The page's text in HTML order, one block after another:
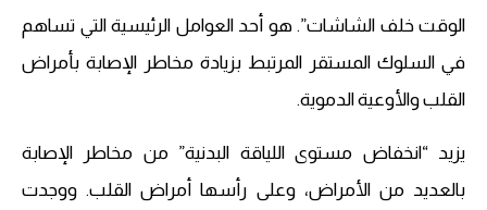
الوقت خلف الشاشات”. هو أحد العوامل الرئيسية التي تساهم
في السلوك المستقر المرتبط بزيادة مخاطر الإصابة بأمراض
القلب والأوعية الدموية.
يزيد “انخفاض مستوى اللياقة البدنية” من مخاطر الإصابة
بالعديد من الأمراض، وعلى رأسها أمراض القلب. ووجدت